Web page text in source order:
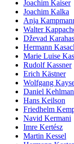
Joachim Kaiser
Joachim Kalka
Anja
Walter
Dževad
Hermann
Marie Luise
Rudolf Kassner
Erich Kästner
Wolfgang
Daniel
Hans Keilson
Friedhelm
Navid Kermani
Imre Kertész
Martin Kessel